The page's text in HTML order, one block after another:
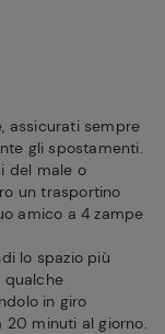
assicurati sempre
gli spostamenti.
del male o
un trasportino
amico a 4 zampe
lo spazio più
qualche
in giro
20 minuti al giorno.